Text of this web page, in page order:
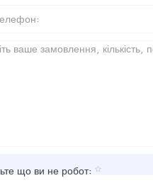
що ви не робот: